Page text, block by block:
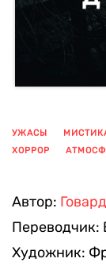
УЖАСЫ
ХОРРОР
Автор:
Переводчик:
Художник: